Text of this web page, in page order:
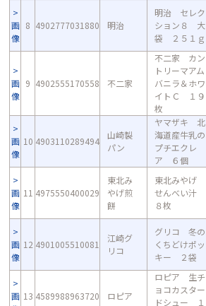
画
像
8 4902777031880 明治
明治 セレク
ション８ 大
袋 ２５１ｇ
画
像
9 4902555170558 不二家
不二家 カン
トリーマアム
バニラ＆ホワ
イトＣ １９
枚
画
像
10 4903110289494
山崎製
パン
ヤマザキ 北
海道産牛乳の
プチエクレ
ア ６個
画
像
11 4975550400029
東北み
やげ煎
餅
東北みやげ
せんべい汁
８枚
画
像
12 4901005510081
江崎グ
リコ
グリコ 冬の
くちどけポッ
キー ２袋
画 13 4589988963720 ロピア
ロピア 生チ
ョコカスター
ドシュー １